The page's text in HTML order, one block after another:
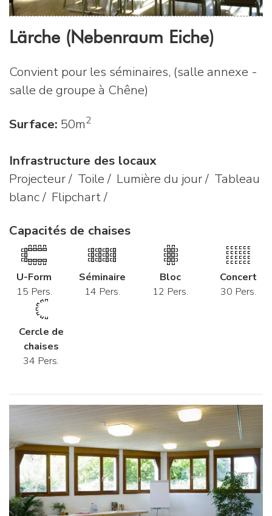
Lärche (Nebenraum Eiche)
Convient pour les séminaires, (salle annexe -
salle de groupe à Chêne)
Surface: 50m2
Infrastructure des locaux
Projecteur / Toile / Lumière du jour / Tableau
blanc / Flipchart /
Capacités de chaises
U-Form
15 Pers.
Séminaire
14 Pers.
Bloc
12 Pers.
Concert
30 Pers.
Cercle de
chaises
34 Pers.